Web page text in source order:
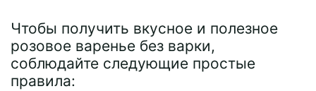
Чтобы получить вкусное и полезное
розовое варенье без варки,
соблюдайте следующие простые
правила: